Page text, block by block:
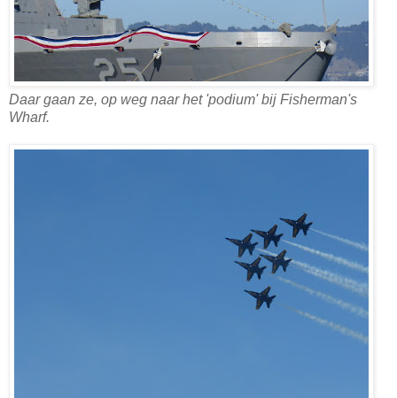
Daar gaan ze, op weg naar het 'podium' bij Fisherman's
Wharf.